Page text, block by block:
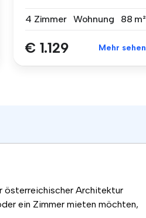
4 Zimmer Wohnung 88 m²
€ 1.129 Mehr sehen
österreichischer Architektur
ein Zimmer mieten möchten,